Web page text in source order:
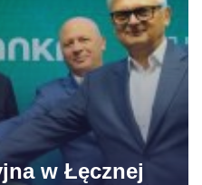
w Łęcznej